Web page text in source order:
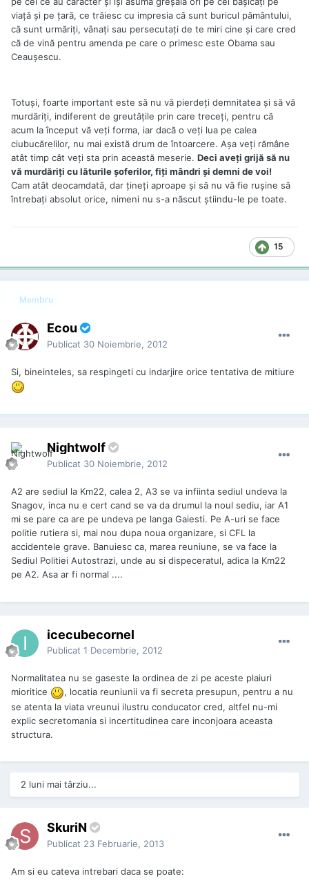
viaţă şi pe ţară, ce trăiesc cu impresia că sunt buricul pământului,
că sunt urmăriţi, vânaţi sau persecutaţi de te miri cine şi care cred
că de vină pentru amenda pe care o primesc este Obama sau
Ceauşescu.
Totuşi, foarte important este să nu vă pierdeţi demnitatea şi să vă
murdăriţi, indiferent de greutăţile prin care treceţi, pentru că
acum la început vă veţi forma, iar dacă o veţi lua pe calea
ciubucărelilor, nu mai există drum de întoarcere. Aşa veţi rămâne
atât timp cât veţi sta prin această meserie. Deci aveţi grijă să nu
vă murdăriţi cu lăturile şoferilor, fiţi mândri şi demni de voi!
Cam atât deocamdată, dar ţineţi aproape şi să nu vă fie ruşine să
întrebaţi absolut orice, nimeni nu s-a născut ştiindu-le pe toate.
15
Membru
Ecou
Publicat 30 Noiembrie, 2012
Si, bineinteles, sa respingeti cu indarjire orice tentativa de mitiure
Nightwolf
Publicat 30 Noiembrie, 2012
A2 are sediul la Km22, calea 2, A3 se va infiinta sediul undeva la
Snagov, inca nu e cert cand se va da drumul la noul sediu, iar A1
mi se pare ca are pe undeva pe langa Gaiesti. Pe A-uri se face
politie rutiera si, mai nou dupa noua organizare, si CFL la
accidentele grave. Banuiesc ca, marea reuniune, se va face la
Sediul Politiei Autostrazi, unde au si dispeceratul, adica la Km22
pe A2. Asa ar fi normal ....
icecubecornel
Publicat 1 Decembrie, 2012
Normalitatea nu se gaseste la ordinea de zi pe aceste plaiuri
mioritice
, locatia reuniunii va fi secreta presupun, pentru a nu
se atenta la viata vreunui ilustru conducator cred, altfel nu-mi
explic secretomania si incertitudinea care inconjoara aceasta
structura.
2 luni mai târziu...
SkuriN
Publicat 23 Februarie, 2013
Am si eu cateva intrebari daca se poate: